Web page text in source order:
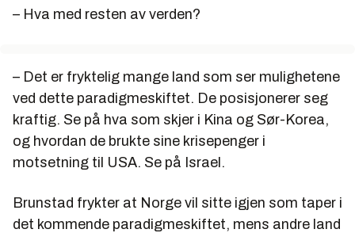
– Hva med resten av verden?
– Det er fryktelig mange land som ser mulighetene
ved dette paradigmeskiftet. De posisjonerer seg
kraftig. Se på hva som skjer i Kina og Sør-Korea,
og hvordan de brukte sine krisepenger i
motsetning til USA. Se på Israel.
Brunstad frykter at Norge vil sitte igjen som taper i
det kommende paradigmeskiftet, mens andre land